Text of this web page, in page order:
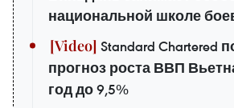
национальной школе
Standard Chartered
прогноз роста ВВП
год до 9,5%